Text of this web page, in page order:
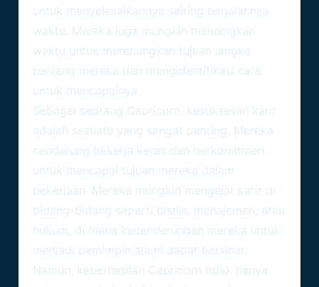
untuk menyelesaikannya seiring berjalannya
waktu. Mereka juga mungkin meluangkan
waktu untuk merenungkan tujuan jangka
panjang mereka dan mengidentifikasi cara
untuk mencapainya.
Sebagai seorang Capricorn, kesuksesan karir
adalah sesuatu yang sangat penting. Mereka
cenderung bekerja keras dan berkomitmen
untuk mencapai tujuan mereka dalam
pekerjaan. Mereka mungkin mengejar karir di
bidang-bidang seperti bisnis, manajemen, atau
hukum, di mana kecenderungan mereka untuk
menjadi pemimpin alami dapat bersinar.
Namun, keberhasilan Capricorn tidak hanya